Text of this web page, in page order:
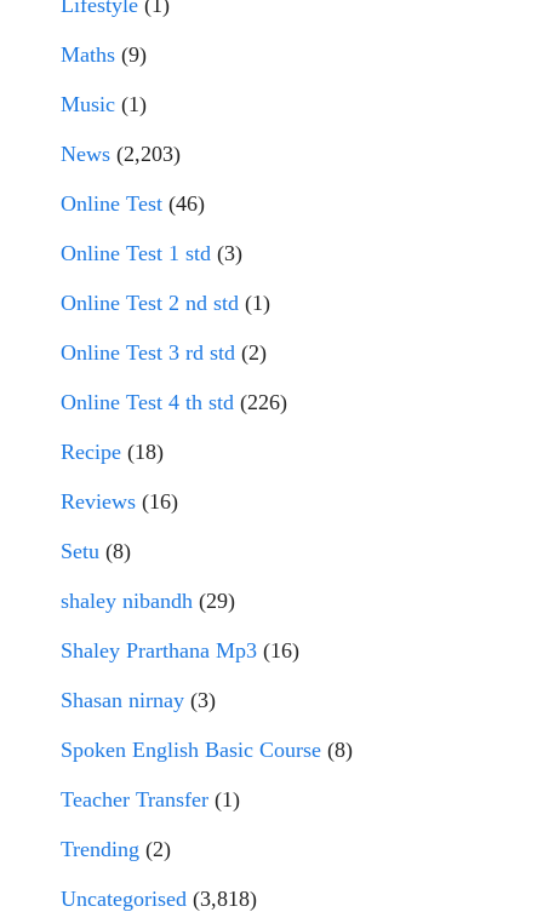
Maths (9)
Music (1)
News (2,203)
Online Test (46)
Online Test 1 std (3)
Online Test 2 nd std (1)
Online Test 3 rd std (2)
Online Test 4 th std (226)
Recipe (18)
Reviews (16)
Setu (8)
shaley nibandh (29)
Shaley Prarthana Mp3 (16)
Shasan nirnay (3)
Spoken English Basic Course (8)
Teacher Transfer (1)
Trending (2)
Uncategorised (3,818)